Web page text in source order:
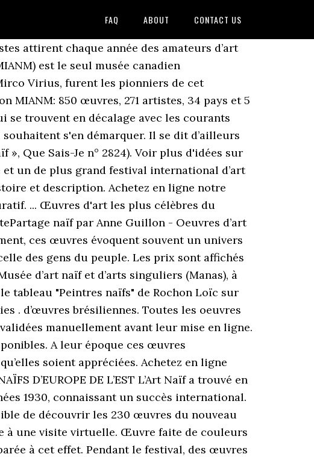
FAQ ABOUT CONTACT US
attirent chaque année des amateurs d’art
est le seul musée canadien
Virius, furent les pionniers de cet
MIANM: 850 œuvres, 271 artistes, 34 pays et 5
se trouvent en décalage avec les courants
s'en démarquer. Il se dit d’ailleurs
», Que Sais-Je n° 2824). Voir plus d'idées sur
et un de plus grand festival international d’art
et description. Achetez en ligne notre
... Œuvres d'art les plus célèbres du
naïf par Anne Guillon - Oeuvres d’art
ces œuvres évoquent souvent un univers
des gens du peuple. Les prix sont affichés
d’art naïf et d’arts singuliers (Manas), à
tableau "Peintres naïfs" de Rochon Loïc sur
. d’œuvres brésiliennes. Toutes les oeuvres
manuellement avant leur mise en ligne.
A leur époque ces œuvres
soient appréciées. Achetez en ligne
D’EUROPE DE L’EST L’Art Naïf a trouvé en
1930, connaissant un succès international.
de découvrir les 230 œuvres du nouveau
à une visite virtuelle. Œuvre faite de couleurs
à cet effet. Pendant le festival, des œuvres